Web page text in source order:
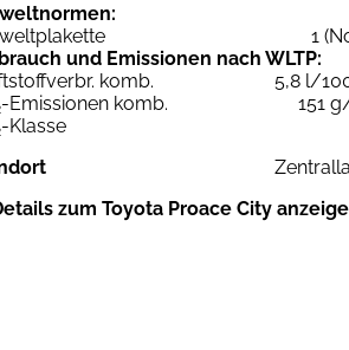
1
und Emissionen nach WLTP:
komb.
5,8 l/
-Emissionen komb.
151
-Klasse
zum Toyota Proace City